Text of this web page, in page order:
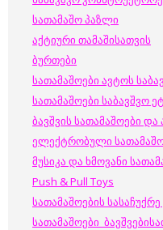
სათამაშო პაზლი
აქტიური თამაშისათვის
ბურთები
სათამაშოები ავტოს
სათამაშოები საბავშვო
ბავშვის სათამაშოები და
ელექტრობული
მუსიკა და ხმოვანი
Push & Pull Toys
სათამაშოების
სათამაშოები